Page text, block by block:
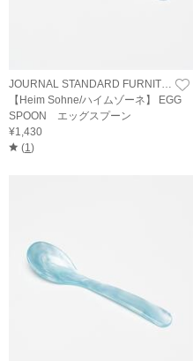
JOURNAL STANDARD FURNITURE
【Heim Sohne/ハイムゾーネ】 EGG
SPOON エッグスプーン
¥1,430
(1)